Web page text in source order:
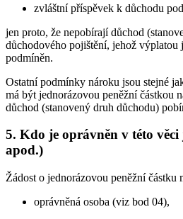
zvláštní příspěvek k důchodu
jen proto, že nepobírají důchod
důchodového pojištění, jehož výplatou
podmíněn.
Ostatní podmínky nároku jsou stejné
má být jednorázovou peněžní částkou
důchod (stanovený druh důchodu)
5. Kdo je oprávněn v této
apod.)
Žádost o jednorázovou peněžní částku
oprávněná osoba (viz bod 04),